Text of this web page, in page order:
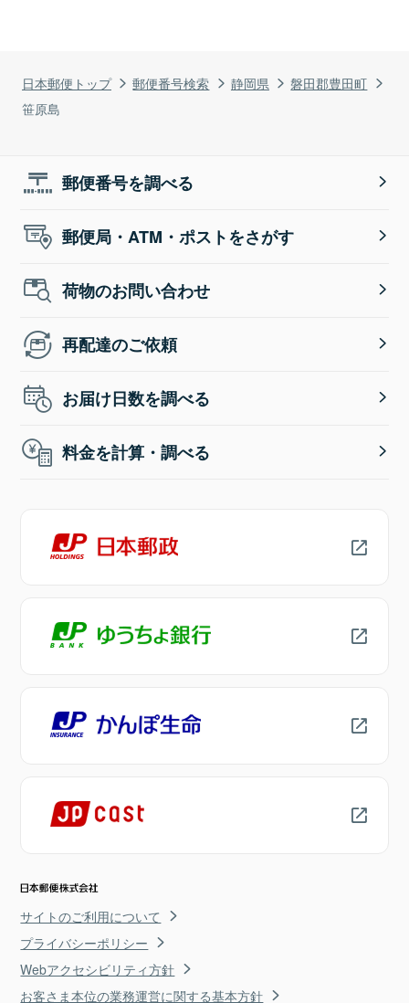
日本郵便トップ 郵便番号検索 静岡県
磐田郡豊田町
笹原島
郵便番号を調べる
郵便局・ATM・ポストをさがす
荷物のお問い合わせ
再配達のご依頼
お届け日数を調べる
料金を計算・調べる
サイトのご利用について
プライバシーポリシー
Webアクセシビリティ方針
お客さま本位の業務運営に関する基本方針